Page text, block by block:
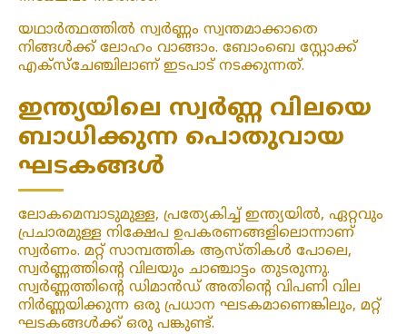
യഥാർത്ഥത്തിൽ സ്വർണ്ണം സ്വന്തമാക്കാതെ
നിങ്ങൾക്ക് ലോഹം വാങ്ങാം. ബോംബെ സ്റ്റോക്ക്
എക്‌സ്‌ചേഞ്ചിലാണ് ഇടപാട് നടക്കുന്നത്.
ഇന്ത്യയിലെ സ്വർണ്ണ വിലയെ
ബാധിക്കുന്ന പൊതുവായ
ഘടകങ്ങൾ
ലോകമെമ്പാടുമുള്ള, പ്രത്യേകിച്ച് ഇന്ത്യയിൽ, ഏറ്റവും
പ്രചാരമുള്ള നിക്ഷേപ ഉപകരണങ്ങളിലൊന്നാണ്
സ്വർണം. മറ്റ് സാമ്പത്തിക ആസ്തികൾ പോലെ,
സ്വർണ്ണത്തിന്റെ വിലയും ചാഞ്ചാട്ടം തുടരുന്നു.
സ്വർണ്ണത്തിന്റെ ഡിമാൻഡ് അതിന്റെ വിപണി വില
നിർണ്ണയിക്കുന്ന ഒരു പ്രധാന ഘടകമാണെങ്കിലും, മറ്റ്
ഘടകങ്ങൾക്ക് ഒരു പങ്കുണ്ട്.